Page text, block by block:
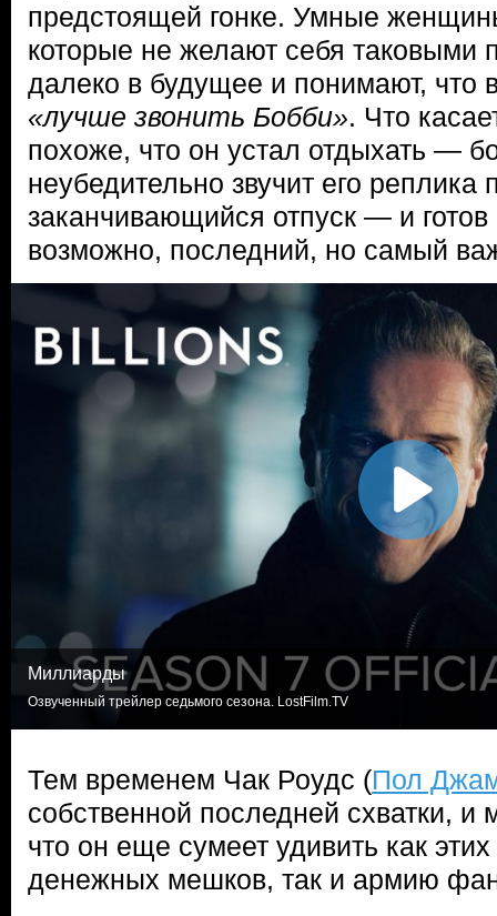
предстоящей гонке. Умные
которые не желают себя таковыми
далеко в будущее и понимают, что
«лучше звонить Бобби». Что
похоже, что он устал отдыхать —
неубедительно звучит его
заканчивающийся отпуск — и готов
возможно, последний, но самый
Миллиарды
Озвученный трейлер седьмого сезона. LostFilm.TV
Тем временем Чак Роудс (Пол
собственной последней схватки, и
что он еще сумеет удивить как
денежных мешков, так и армию